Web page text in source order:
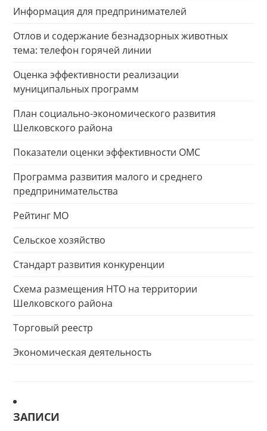
Информация для предпринимателей
Отлов и содержание безнадзорных животных
тема: телефон горячей линии
Оценка эффективности реализации
муниципальных программ
План социально-экономического развития
Шелковского района
Показатели оценки эффективности ОМС
Программа развития малого и среднего
предпринимательства
Рейтинг МО
Сельское хозяйство
Стандарт развития конкуренции
Схема размещения НТО на территории
Шелковского района
Торговый реестр
Экономическая деятельность
ЗАПИСИ